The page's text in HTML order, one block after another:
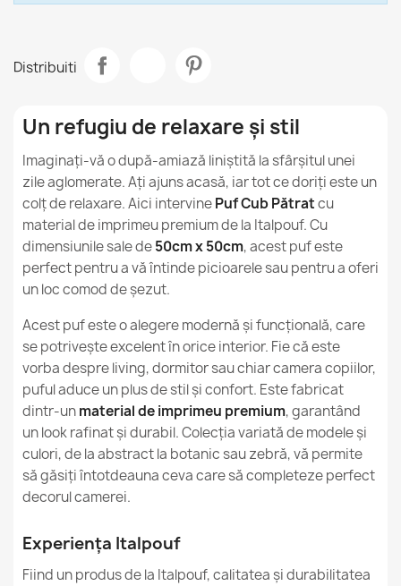
Care sunt utilizările recomandate pentru fotolii
puf din seria Design?
Beanbag-urile din seria Design sunt rezistente la
pete / murdărie?
Sunt gențile de fasole din seria Design potrivite
pentru un cadou?
Puf Cub Pătrat - Outdoor Pro exterior Impermeabil
Puf Cub Pătrat - Blană Artificială Yeti
474,90 lej
Puf Cub Pătrat - Boucle
373,90 lej
Tip Taburet
Înălțime 45cm
Lățime 45cm
Adâncime 45cm
Utilizare Prevăzută
Husă Detașabilă Nu
Garanție Material 24 Luni
Referinte specifice
Cod EAN13
5907500881212
Conditie Nou
Distribuiti
Un refugiu de relaxare și stil
Imaginați-vă o după-amiază liniștită la sfârșitul unei
zile aglomerate. Ați ajuns acasă, iar tot ce doriți este un
colț de relaxare. Aici intervinePuf Cub Pătratcu
material de imprimeu premium de la Italpouf. Cu
dimensiunile sale de50cm x 50cm, acest puf este
perfect pentru a vă întinde picioarele sau pentru a oferi
un loc comod de șezut.
Acest puf este o alegere modernă și funcțională, care
se potrivește excelent în orice interior. Fie că este
vorba despre living, dormitor sau chiar camera copiilor,
puful aduce un plus de stil și confort. Este fabricat
dintr-unmaterial de imprimeu premium, garantând
un look rafinat și durabil. Colecția variată de modele și
culori, de la abstract la botanic sau zebră, vă permite
să găsiți întotdeauna ceva care să completeze perfect
decorul camerei.
Experiența Italpouf
Fiind un produs de la Italpouf, calitatea și durabilitatea